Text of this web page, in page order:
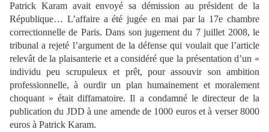
Patrick Karam avait envoyé sa démission au président de la
République… L’affaire a été jugée en mai par la 17e chambre
correctionnelle de Paris. Dans son jugement du 7 juillet 2008, le
tribunal a rejeté l’argument de la défense qui voulait que l’article
relevât de la plaisanterie et a considéré que la présentation d’un «
individu peu scrupuleux et prêt, pour assouvir son ambition
professionnelle, à ourdir un plan humainement et moralement
choquant » était diffamatoire. Il a condamné le directeur de la
publication du JDD à une amende de 1000 euros et à verser 8000
euros à Patrick Karam.